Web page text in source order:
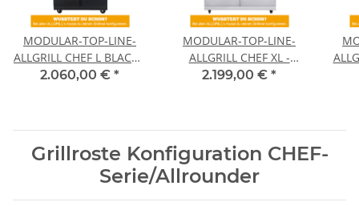
MODULAR-TOP-LINE-
ALLGRILL CHEF L BLACK -
Grundmodell-
2.060,00 € *
MODULAR-TOP-LINE-
ALLGRILL CHEF XL -
Grundmodell-
2.199,00 € *
Grillroste Konfiguration CHEF-
Serie/Allrounder